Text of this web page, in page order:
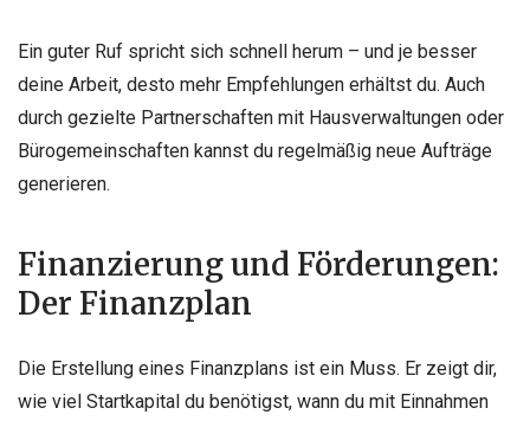
Ein guter Ruf spricht sich schnell herum – und je besser
deine Arbeit, desto mehr Empfehlungen erhältst du. Auch
durch gezielte Partnerschaften mit Hausverwaltungen oder
Bürogemeinschaften kannst du regelmäßig neue Aufträge
generieren.
Finanzierung und Förderungen:
Der Finanzplan
Die Erstellung eines Finanzplans ist ein Muss. Er zeigt dir,
wie viel Startkapital du benötigst, wann du mit Einnahmen